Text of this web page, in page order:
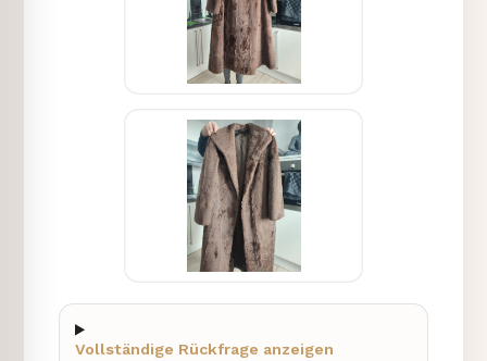
Vollständige Rückfrage anzeigen